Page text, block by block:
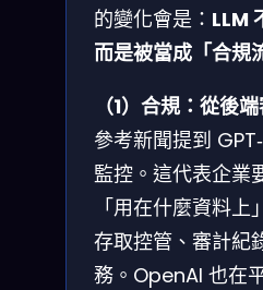
的變化會是： LLM
而是被當成「合規
（1）合規：從後
參考新聞提到
監控。這代表企業
「用在什麼資料
存取控管、審計紀
務。OpenAI 也在